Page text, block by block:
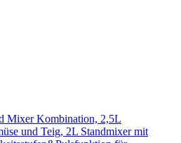
Mixer Kombination, 2,5L
und Teig, 2L Standmixer mit